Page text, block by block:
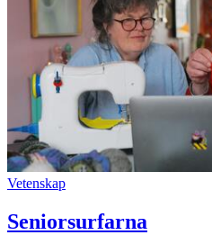
Vetenskap
Seniorsurfarna